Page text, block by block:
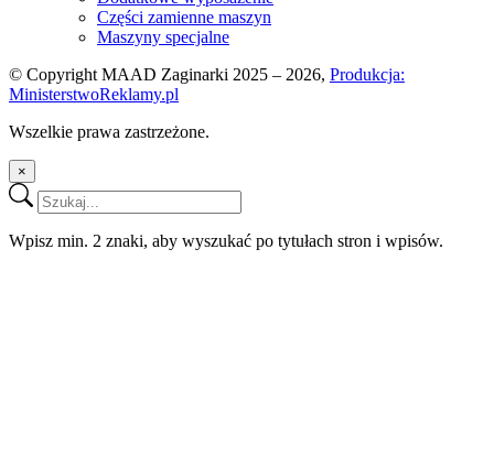
Części zamienne maszyn
Maszyny specjalne
© Copyright MAAD Zaginarki 2025 – 2026, Produkcja:
MinisterstwoReklamy.pl
Wszelkie prawa zastrzeżone.
×
Wpisz min. 2 znaki, aby wyszukać po tytułach stron i wpisów.